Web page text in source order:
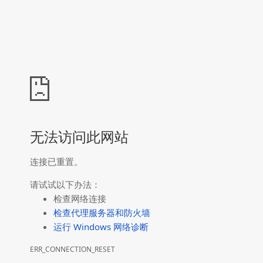
无法访问此网站
连接已重置。
请试试以下办法：
检查网络连接
检查代理服务器和防火墙
运行 Windows 网络诊断
ERR_CONNECTION_RESET